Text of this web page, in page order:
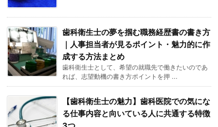
歯科衛生士の夢を掴む職務経歴書の書き方
｜人事担当者が見るポイント・魅力的に作
成する方法まとめ
歯科衛生士として、希望の就職先で働きたいのであ
れば、志望動機の書き方ポイントを押 ...
【歯科衛生士の魅力】歯科医院での気にな
る仕事内容と向いている人に共通する特徴